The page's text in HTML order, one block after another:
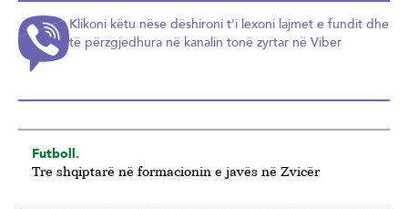
Klikoni këtu nëse dëshironi t'i lexoni lajmet e fundit dhe
të përzgjedhura në kanalin tonë zyrtar në Viber
Futboll.
Tre shqiptarë në formacionin e javës në Zvicër